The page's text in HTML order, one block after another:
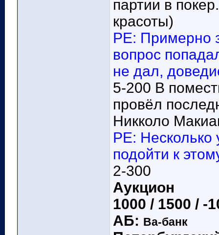
партии в
красоты)
РЕ: Примерно
вопрос
не дал,
5-200 В
провёл
Никколо
РЕ: Несколько
подойти к
2-300
Аукцион
1000 / 1500 / -
АБ: Ва-банк